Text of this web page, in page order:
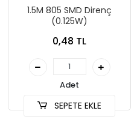
1.5M 805 SMD Direnç
(0.125W)
0,48 TL
Adet
SEPETE EKLE